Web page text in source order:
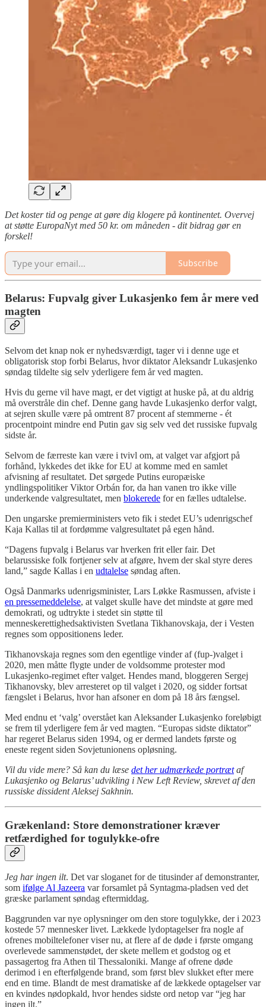
Det koster tid og penge at gøre dig klogere på kontinentet. Overvej
at støtte EuropaNyt med 50 kr. om måneden - dit bidrag gør en
forskel!
Subscribe
Belarus: Fupvalg giver Lukasjenko fem år mere ved
magten
Selvom det knap nok er nyhedsværdigt, tager vi i denne uge et
obligatorisk stop forbi Belarus, hvor diktator Aleksandr Lukasjenko
søndag tildelte sig selv yderligere fem år ved magten.
Hvis du gerne vil have magt, er det vigtigt at huske på, at du aldrig
må overstråle din chef. Denne gang havde Lukasjenko derfor valgt,
at sejren skulle være på omtrent 87 procent af stemmerne - ét
procentpoint mindre end Putin gav sig selv ved det russiske fupvalg
sidste år.
Selvom de færreste kan være i tvivl om, at valget var afgjort på
forhånd, lykkedes det ikke for EU at komme med en samlet
afvisning af resultatet. Det sørgede Putins europæiske
yndlingspolitiker Viktor Orbán for, da han vanen tro ikke ville
underkende valgresultatet, men blokerede for en fælles udtalelse.
Den ungarske premierministers veto fik i stedet EU’s udenrigschef
Kaja Kallas til at fordømme valgresultatet på egen hånd.
“Dagens fupvalg i Belarus var hverken frit eller fair. Det
belarussiske folk fortjener selv at afgøre, hvem der skal styre deres
land,” sagde Kallas i en udtalelse søndag aften.
Også Danmarks udenrigsminister, Lars Løkke Rasmussen, afviste i
en pressemeddelelse, at valget skulle have det mindste at gøre med
demokrati, og udtrykte i stedet sin støtte til
menneskerettighedsaktivisten Svetlana Tikhanovskaja, der i Vesten
regnes som oppositionens leder.
Tikhanovskaja regnes som den egentlige vinder af (fup-)valget i
2020, men måtte flygte under de voldsomme protester mod
Lukasjenko-regimet efter valget. Hendes mand, bloggeren Sergej
Tikhanovsky, blev arresteret op til valget i 2020, og sidder fortsat
fængslet i Belarus, hvor han afsoner en dom på 18 års fængsel.
Med endnu et ‘valg’ overstået kan Aleksander Lukasjenko foreløbigt
se frem til yderligere fem år ved magten. “Europas sidste diktator”
har regeret Belarus siden 1994, og er dermed landets første og
eneste regent siden Sovjetunionens opløsning.
Vil du vide mere? Så kan du læse det her udmærkede portrætaf
Lukasjenko og Belarus’ udvikling i New Left Review, skrevet af den
russiske dissident Aleksej Sakhnin.
Grækenland: Store demonstrationer kræver
retfærdighed for togulykke-ofre
Jeg har ingen ilt. Det var sloganet for de titusinder af demonstranter,
som ifølge Al Jazeera var forsamlet på Syntagma-pladsen ved det
græske parlament søndag eftermiddag.
Baggrunden var nye oplysninger om den store togulykke, der i 2023
kostede 57 mennesker livet. Lækkede lydoptagelser fra nogle af
ofrenes mobiltelefoner viser nu, at flere af de døde i første omgang
overlevede sammenstødet, der skete mellem et godstog og et
passagertog fra Athen til Thessaloniki. Mange af ofrene døde
derimod i en efterfølgende brand, som først blev slukket efter mere
end en time. Blandt de mest dramatiske af de lækkede optagelser var
en kvindes nødopkald, hvor hendes sidste ord netop var “jeg har
ingen ilt.”